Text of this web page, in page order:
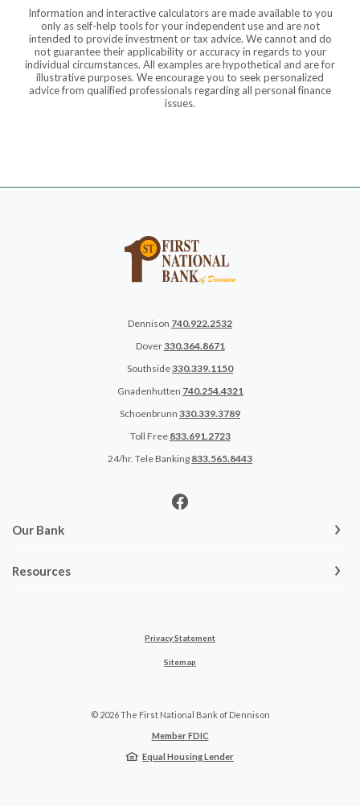
Information and interactive calculators are made available to you
only as self-help tools for your independent use and are not
intended to provide investment or tax advice. We cannot and do
not guarantee their applicability or accuracy in regards to your
individual circumstances. All examples are hypothetical and are for
illustrative purposes. We encourage you to seek personalized
advice from qualified professionals regarding all personal finance
issues.
Dennison 740.922.2532
Dover330.364.8671
Southside330.339.1150
Gnadenhutten 740.254.4321
Schoenbrunn 330.339.3789
Toll Free 833.691.2723
24/hr. Tele Banking 833.565.8443
Our Bank
Resources
Privacy Statement
Sitemap
© 2026The First National Bank of Dennison
Member FDIC
Equal Housing Lender